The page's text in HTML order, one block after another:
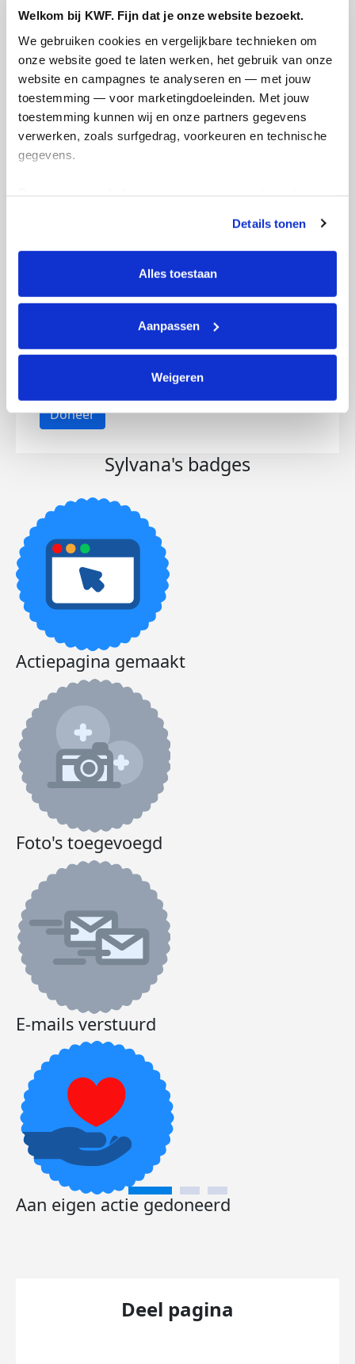
Welkom bij KWF. Fijn dat je onze website bezoekt.
We gebruiken cookies en vergelijkbare technieken om
onze website goed te laten werken, het gebruik van onze
website en campagnes te analyseren en — met jouw
toestemming — voor marketingdoeleinden. Met jouw
toestemming kunnen wij en onze partners gegevens
verwerken, zoals surfgedrag, voorkeuren en technische
gegevens.
tonen. Je kunt je toestemming op elk moment wijzigen of
intrekken via Cookie instellingen onderaan de pagina. De
lijst met cookies is te vinden in het tabblad “details”.
Details tonen
Alles toestaan
Aanpassen
Weigeren
Creditcard
Referentie
Ik wil bijdragen aan de transactiekosten
Doneer nu
Opgehaald Streefbedrag
Doneer
Sylvana's badges
Actiepagina gemaakt
Foto's toegevoegd
E-mails verstuurd
Aan eigen actie gedoneerd
Deel pagina